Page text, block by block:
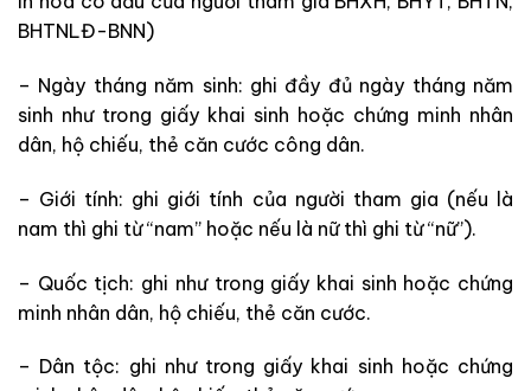
BHTNLĐ-BNN)
– Ngày tháng năm sinh: ghi đầy đủ ngày tháng năm
sinh như trong giấy khai sinh hoặc chứng minh nhân
dân, hộ chiếu, thẻ căn cước công dân.
– Giới tính: ghi giới tính của người tham gia (nếu là
nam thì ghi từ “nam” hoặc nếu là nữ thì ghi từ “nữ”).
– Quốc tịch: ghi như trong giấy khai sinh hoặc chứng
minh nhân dân, hộ chiếu, thẻ căn cước.
– Dân tộc: ghi như trong giấy khai sinh hoặc chứng